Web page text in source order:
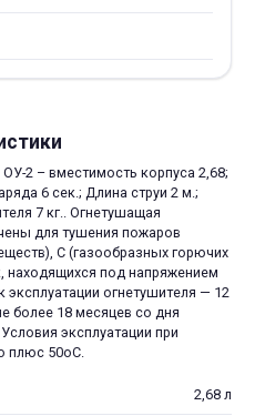
2 – вместимость корпуса 2,68;
6 сек.; Длина струи 2 м.;
7 кг.. Огнетушащая
для тушения пожаров
С (газообразных горючих
находящихся под напряжением
эксплуатации огнетушителя — 12
более 18 месяцев со дня
эксплуатации при
плюс 50оС.
2,68 л
раз в 2 недели